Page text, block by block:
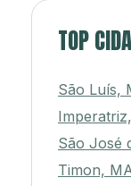
TOP
São Luís,
São José
Timon,